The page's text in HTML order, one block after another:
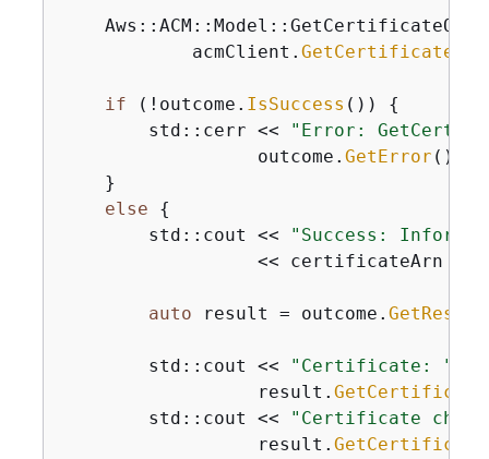
            acmClient.
GetCertificate
if (!outcome. IsSuccess ()) {
        std::cerr <<
"Error:
                  outcome.
GetError ().
    }
else
{
        std::cout <<
"Success:
                  << certificateArn <<
auto result = outcome. GetResult
        std::cout <<
"Certificate: "
                  result.
GetCertificate
        std::cout <<
"Certificate
                  result.